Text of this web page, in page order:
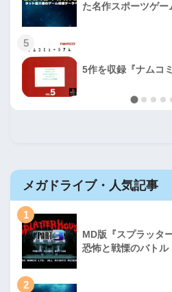
た名作スポーツゲー
5
5作を収録『ナムコ
メガドライブ・人気記事
1
MD版『スプラッタ
恐怖と戦慄のバトル
2